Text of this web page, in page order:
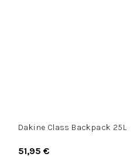
Dakine Class Backpack 25L
51,95 €